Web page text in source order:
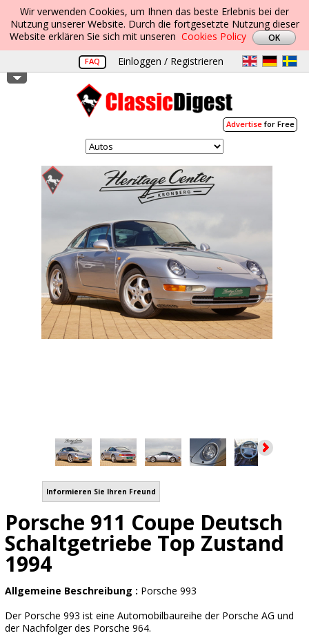
Wir verwenden Cookies, um Ihnen das beste Erlebnis bei der
Nutzung unserer Website. Durch die fortgesetzte Nutzung dieser
Website erklären Sie sich mit unseren Cookies Policy
FAQ Einloggen / Registrieren
Advertisefor Free
Informieren Sie Ihren Freund
Porsche 911 Coupe Deutsch
Schaltgetriebe Top Zustand
1994
Allgemeine Beschreibung : Porsche 993
Der Porsche 993 ist eine Automobilbaureihe der Porsche AG und
der Nachfolger des Porsche 964.